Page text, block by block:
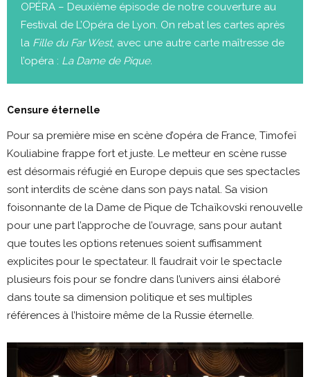
OPÉRA – Deuxième épisode de notre couverture au
Festival de L’Opéra de Lyon. On rebat les cartes après
la Fille du Far West, avec une autre carte maîtresse de
l’opéra : La Dame de Pique.
Censure éternelle
Pour sa première mise en scène d’opéra de France, Timofeï
Kouliabine frappe fort et juste. Le metteur en scène russe
est désormais réfugié en Europe depuis que ses spectacles
sont interdits de scène dans son pays natal. Sa vision
foisonnante de la Dame de Pique de Tchaïkovski renouvelle
pour une part l’approche de l’ouvrage, sans pour autant
que toutes les options retenues soient suffisamment
explicites pour le spectateur. Il faudrait voir le spectacle
plusieurs fois pour se fondre dans l’univers ainsi élaboré
dans toute sa dimension politique et ses multiples
références à l’histoire même de la Russie éternelle.